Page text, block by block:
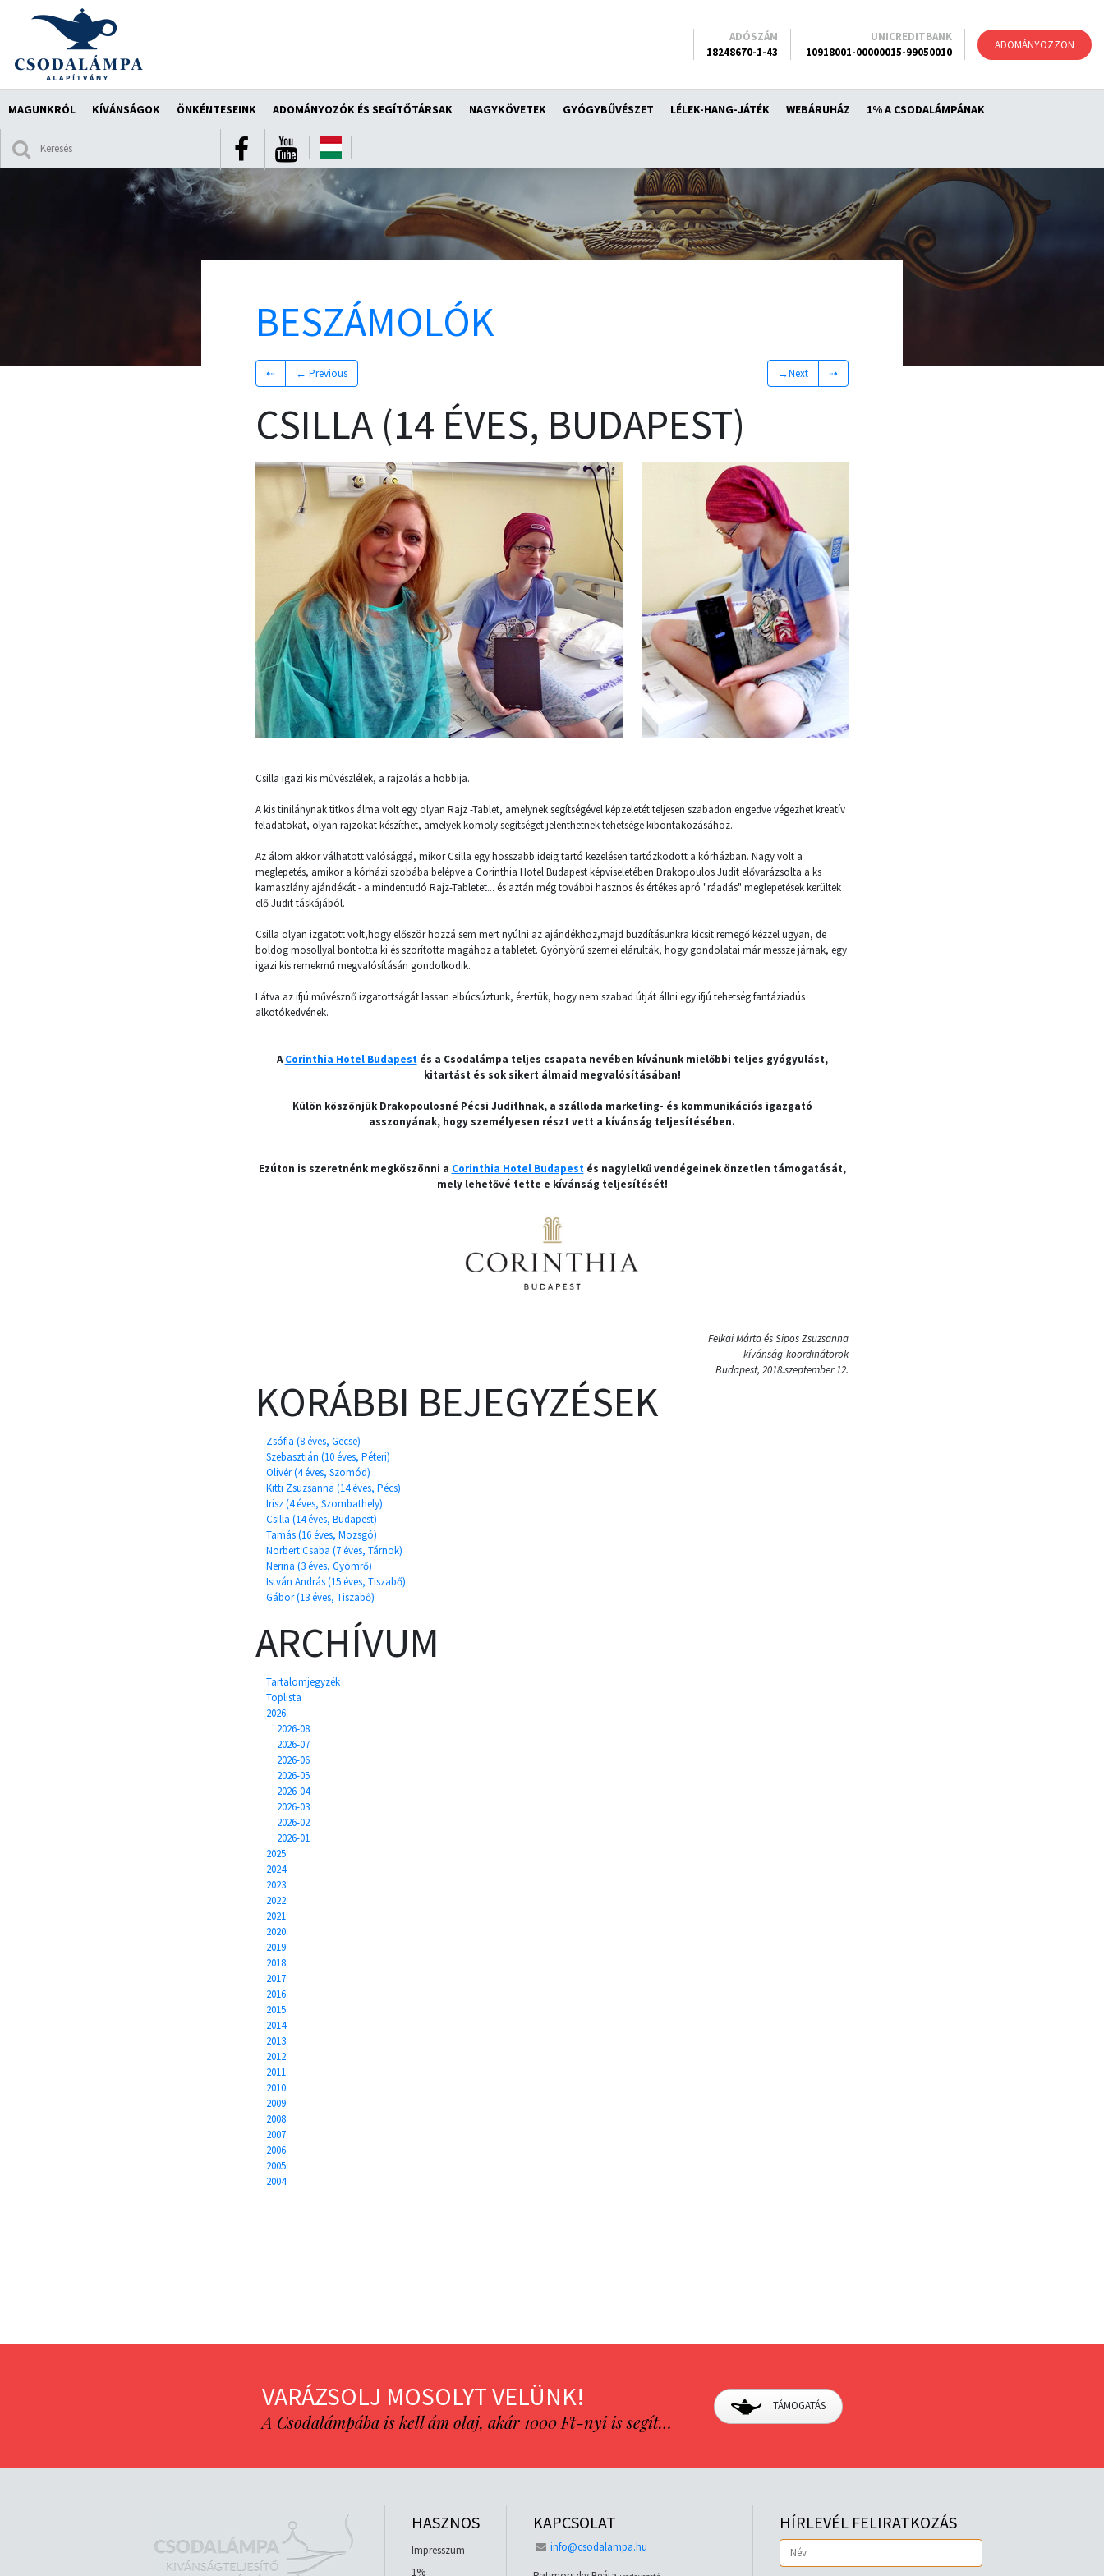
ADOMÁNYOZZON
MAGUNKRÓL KÍVÁNSÁGOK ÖNKÉNTESEINK ADOMÁNYOZÓK ÉS SEGÍTŐTÁRSAK NAGYKÖVETEK GYÓGYBŰVÉSZET LÉLEK-HANG-JÁTÉK WEBÁRUHÁZ 1% A CSODALÁMPÁNAK
ADÓSZÁM
18248670-1-43
UNICREDITBANK
10918001-00000015-99050010
BESZÁMOLÓK
⇠ ← Previous →Next ⇢
CSILLA (14 ÉVES, BUDAPEST)
Csilla igazi kis művészlélek, a rajzolás a hobbija.
A kis tinilánynak titkos álma volt egy olyan Rajz -Tablet, amelynek segítségével képzeletét teljesen szabadon engedve végezhet kreatív
feladatokat, olyan rajzokat készíthet, amelyek komoly segítséget jelenthetnek tehetsége kibontakozásához.
Az álom akkor válhatott valósággá, mikor Csilla egy hosszabb ideig tartó kezelésen tartózkodott a kórházban. Nagy volt a
meglepetés, amikor a kórházi szobába belépve a Corinthia Hotel Budapest képviseletében Drakopoulos Judit elővarázsolta a ks
kamaszlány ajándékát - a mindentudó Rajz-Tabletet... és aztán még további hasznos és értékes apró "ráadás" meglepetések kerültek
elő Judit táskájából.
Csilla olyan izgatott volt,hogy először hozzá sem mert nyúlni az ajándékhoz,majd buzdításunkra kicsit remegő kézzel ugyan, de
boldog mosollyal bontotta ki és szorította magához a tabletet. Gyönyörű szemei elárulták, hogy gondolatai már messze járnak, egy
igazi kis remekmű megvalósításán gondolkodik.
Látva az ifjú művésznő izgatottságát lassan elbúcsúztunk, éreztük, hogy nem szabad útját állni egy ifjú tehetség fantáziadús
alkotókedvének.
ACorinthia Hotel Budapestés a Csodalámpa teljes csapata nevében kívánunk mielőbbi teljes gyógyulást,
kitartást és sok sikert álmaid megvalósításában!
Külön köszönjük Drakopoulosné Pécsi Judithnak, a szálloda marketing- és kommunikációs igazgató
asszonyának, hogy személyesen részt vett a kívánság teljesítésében.
Ezúton is szeretnénk megköszönni a Corinthia Hotel Budapestés nagylelkű vendégeinek önzetlen támogatását,
mely lehetővé tette e kívánság teljesítését!
Felkai Márta és Sipos Zsuzsanna
kívánság-koordinátorok
Budapest, 2018.szeptember 12.
KORÁBBI BEJEGYZÉSEK
Zsófia (8 éves, Gecse)
Szebasztián (10 éves, Péteri)
Olivér (4 éves, Szomód)
Kitti Zsuzsanna (14 éves, Pécs)
Irisz (4 éves, Szombathely)
Csilla (14 éves, Budapest)
Tamás (16 éves, Mozsgó)
Norbert Csaba (7 éves, Tárnok)
Nerina (3 éves, Gyömrő)
István András (15 éves, Tiszabő)
Gábor (13 éves, Tiszabő)
ARCHÍVUM
Tartalomjegyzék
Toplista
2026
2026-08
2026-07
2026-06
2026-05
2026-04
2026-03
2026-02
2026-01
2025
2024
2023
2022
2021
2020
2019
2018
2017
2016
2015
2014
2013
2012
2011
2010
2009
2008
2007
2006
2005
2004
VARÁZSOLJ MOSOLYT VELÜNK!
A Csodalámpába is kell ám olaj, akár 1000 Ft-nyi is segít…
TÁMOGATÁS
HASZNOS
Impresszum
1%
KAPCSOLAT
info@csodalampa.hu
HÍRLEVÉL FELIRATKOZÁS